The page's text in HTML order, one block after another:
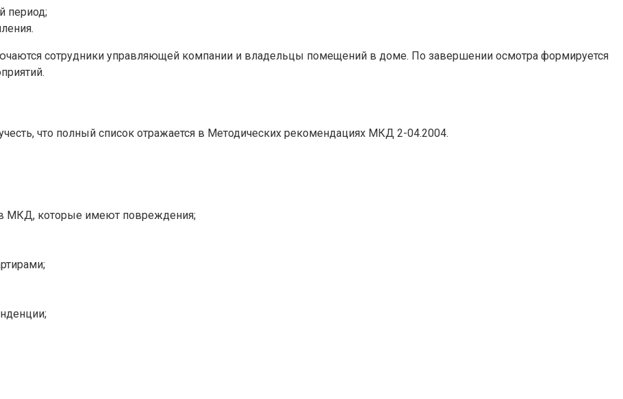
период;
сотрудники управляющей компании и владельцы помещений в доме. По завершении осмотра формируется
что полный список отражается в Методических рекомендациях МКД 2-04.2004.
МКД, которые имеют повреждения;